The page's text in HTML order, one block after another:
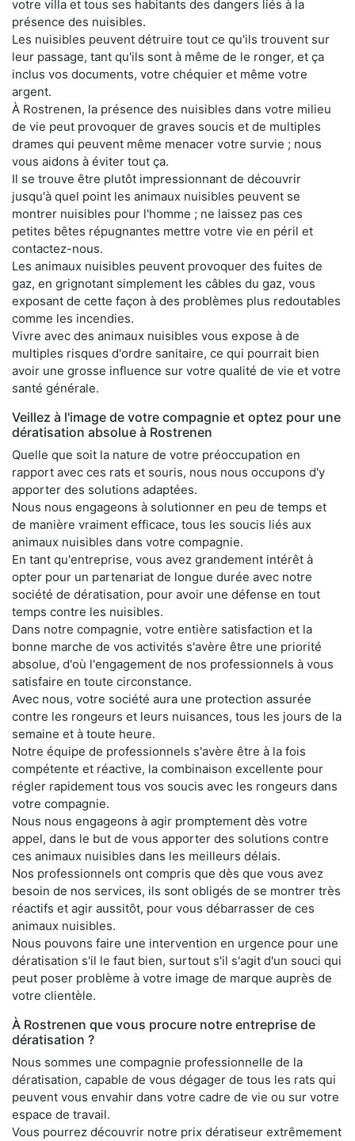
votre villa et tous ses habitants des dangers liés à la
présence des nuisibles.
Les nuisibles peuvent détruire tout ce qu'ils trouvent sur
leur passage, tant qu'ils sont à même de le ronger, et ça
inclus vos documents, votre chéquier et même votre
argent.
À Rostrenen, la présence des nuisibles dans votre milieu
de vie peut provoquer de graves soucis et de multiples
drames qui peuvent même menacer votre survie ; nous
vous aidons à éviter tout ça.
Il se trouve être plutôt impressionnant de découvrir
jusqu'à quel point les animaux nuisibles peuvent se
montrer nuisibles pour l'homme ; ne laissez pas ces
petites bêtes répugnantes mettre votre vie en péril et
contactez-nous.
Les animaux nuisibles peuvent provoquer des fuites de
gaz, en grignotant simplement les câbles du gaz, vous
exposant de cette façon à des problèmes plus redoutables
comme les incendies.
Vivre avec des animaux nuisibles vous expose à de
multiples risques d'ordre sanitaire, ce qui pourrait bien
avoir une grosse influence sur votre qualité de vie et votre
santé générale.
Veillez à l'image de votre compagnie et optez pour une
dératisation absolue à Rostrenen
Quelle que soit la nature de votre préoccupation en
rapport avec ces rats et souris, nous nous occupons d'y
apporter des solutions adaptées.
Nous nous engageons à solutionner en peu de temps et
de manière vraiment efficace, tous les soucis liés aux
animaux nuisibles dans votre compagnie.
En tant qu'entreprise, vous avez grandement intérêt à
opter pour un partenariat de longue durée avec notre
société de dératisation, pour avoir une défense en tout
temps contre les nuisibles.
Dans notre compagnie, votre entière satisfaction et la
bonne marche de vos activités s'avère être une priorité
absolue, d'où l'engagement de nos professionnels à vous
satisfaire en toute circonstance.
Avec nous, votre société aura une protection assurée
contre les rongeurs et leurs nuisances, tous les jours de la
semaine et à toute heure.
Notre équipe de professionnels s'avère être à la fois
compétente et réactive, la combinaison excellente pour
régler rapidement tous vos soucis avec les rongeurs dans
votre compagnie.
Nous nous engageons à agir promptement dès votre
appel, dans le but de vous apporter des solutions contre
ces animaux nuisibles dans les meilleurs délais.
Nos professionnels ont compris que dès que vous avez
besoin de nos services, ils sont obligés de se montrer très
réactifs et agir aussitôt, pour vous débarrasser de ces
animaux nuisibles.
Nous pouvons faire une intervention en urgence pour une
dératisation s'il le faut bien, surtout s'il s'agit d'un souci qui
peut poser problème à votre image de marque auprès de
votre clientèle.
À Rostrenen que vous procure notre entreprise de
dératisation ?
Nous sommes une compagnie professionnelle de la
dératisation, capable de vous dégager de tous les rats qui
peuvent vous envahir dans votre cadre de vie ou sur votre
espace de travail.
Vous pourrez découvrir notre prix dératiseur extrêmement